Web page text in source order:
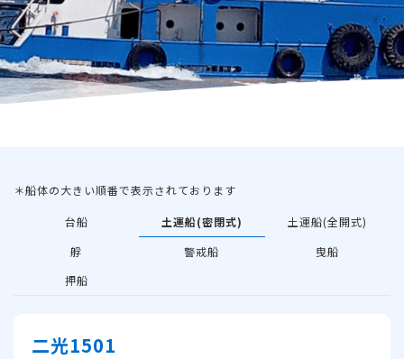
＊船体の大きい順番で表示されております
台船 土運船(密閉式)
土運船(全開式)
艀
警戒船
曳船
押船
二光1501